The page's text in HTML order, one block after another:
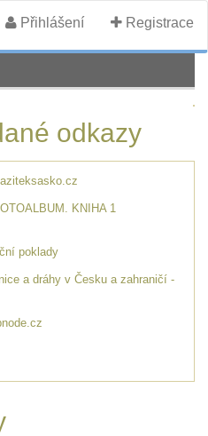
Přihlášení Registrace
odkazy
KNIHA 1
poklady
a dráhy v Česku a zahraničí -